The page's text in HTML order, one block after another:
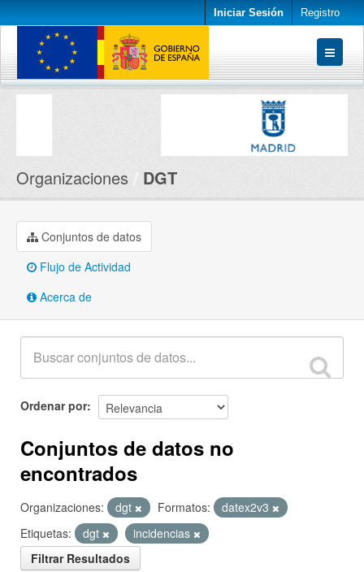
Iniciar Sesión Registro
Conjuntos de datos
Organizaciones DGT
Conjuntos de datos
Flujo de Actividad
Acerca de
Ordenar por
Conjuntos de datos no
encontrados
Organizaciones: dgt Formatos:
datex2v3
Etiquetas:
dgt
incidencias
Filtrar Resultados